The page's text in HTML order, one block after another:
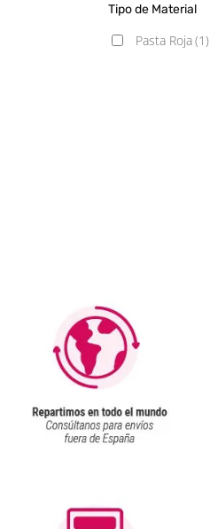
Tipo de Material
Pasta Roja(1)